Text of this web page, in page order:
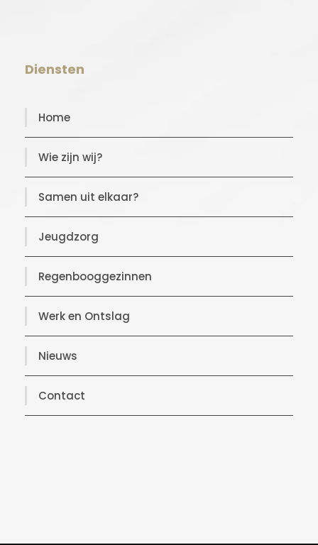
Diensten
Home
Wie zijn wij?
Samen uit elkaar?
Jeugdzorg
Regenbooggezinnen
Werk en Ontslag
Nieuws
Contact